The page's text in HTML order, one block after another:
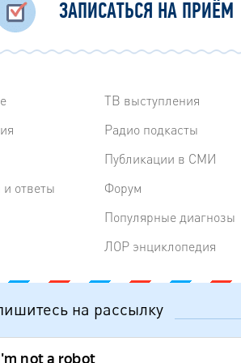
ЗАПИСАТЬСЯ НА ПРИЁМ
ответы
ТВ выступления
Радиo подкасты
Публикации в СМИ
Форум
Популярные диагнозы
ЛОР энциклопедия
на рассылку